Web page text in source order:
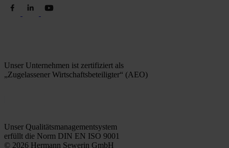
Unser Unternehmen ist zertifiziert als
„Zugelassener Wirtschaftsbeteiligter“ (AEO)
Unser Qualitätsmanagementsystem
erfüllt die Norm DIN EN ISO 9001
© 2026 Hermann Sewerin GmbH